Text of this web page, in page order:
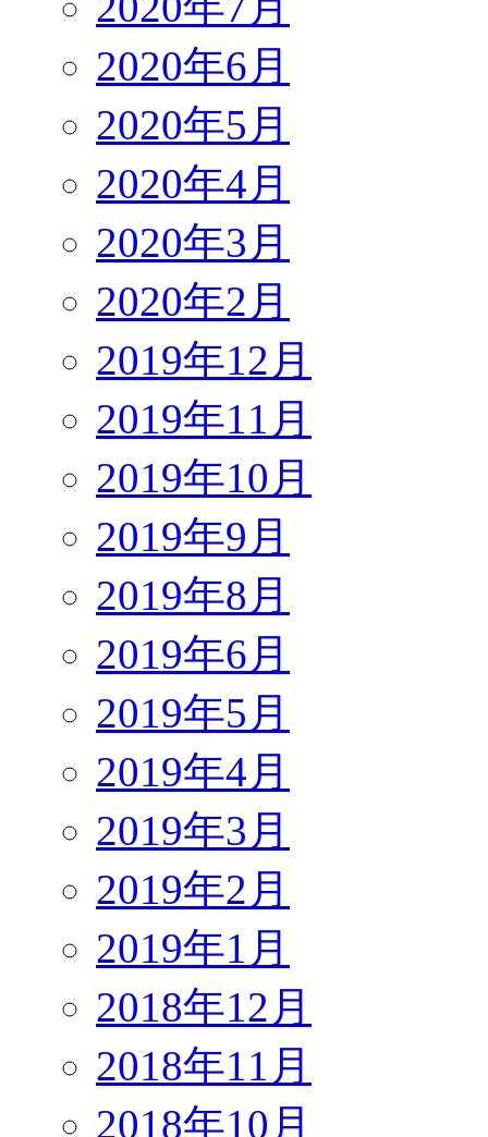
2020年6月
2020年5月
2020年4月
2020年3月
2020年2月
2019年12月
2019年11月
2019年10月
2019年9月
2019年8月
2019年6月
2019年5月
2019年4月
2019年3月
2019年2月
2019年1月
2018年12月
2018年11月
2018年10月